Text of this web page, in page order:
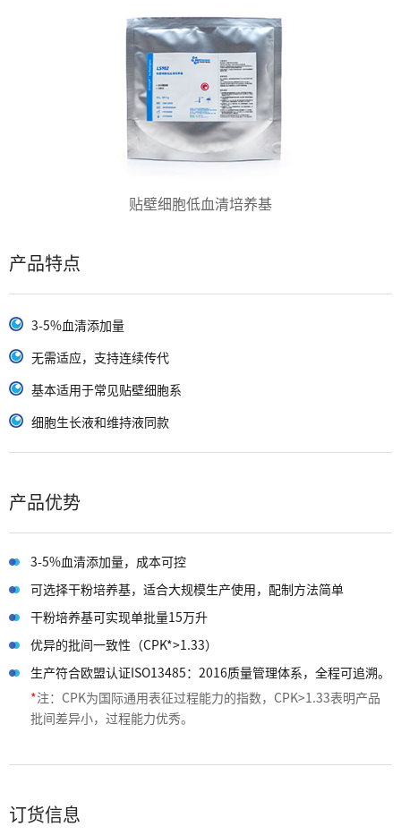
贴壁细胞低血清培养基
产品特点
3-5%血清添加量
无需适应，支持连续传代
基本适用于常见贴壁细胞系
细胞生长液和维持液同款
产品优势
3-5%血清添加量，成本可控
可选择干粉培养基，适合大规模生产使用，配制方法简单
干粉培养基可实现单批量15万升
优异的批间一致性（CPK*>1.33）
生产符合欧盟认证ISO13485：2016质量管理体系，全程可追溯。
*注：CPK为国际通用表征过程能力的指数，CPK>1.33表明产品
批间差异小，过程能力优秀。
订货信息